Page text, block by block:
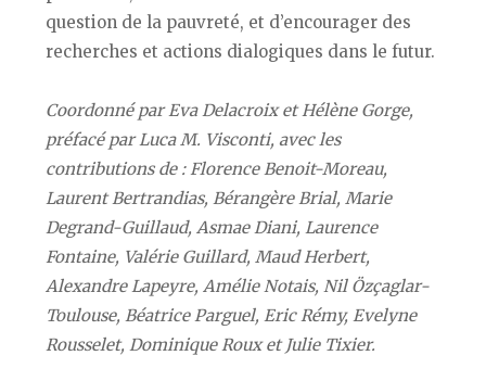
question de la pauvreté, et d’encourager des
recherches et actions dialogiques dans le futur.
Coordonné par Eva Delacroix et Hélène Gorge,
préfacé par Luca M. Visconti, avec les
contributions de : Florence Benoit-Moreau,
Laurent Bertrandias, Bérangère Brial, Marie
Degrand-Guillaud, Asmae Diani, Laurence
Fontaine, Valérie Guillard, Maud Herbert,
Alexandre Lapeyre, Amélie Notais, Nil Özçaglar-
Toulouse, Béatrice Parguel, Eric Rémy, Evelyne
Rousselet, Dominique Roux et Julie Tixier.